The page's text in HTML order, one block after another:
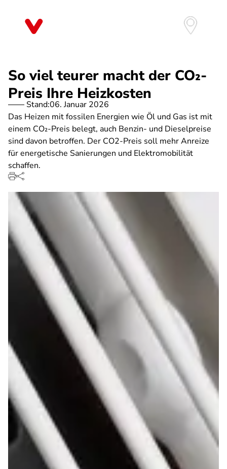
So viel teurer macht der CO₂-
Preis Ihre Heizkosten
Stand:06. Januar 2026
Das Heizen mit fossilen Energien wie Öl und Gas ist mit
einem CO₂-Preis belegt, auch Benzin- und Dieselpreise
sind davon betroffen. Der CO2-Preis soll mehr Anreize
für energetische Sanierungen und Elektromobilität
schaffen.